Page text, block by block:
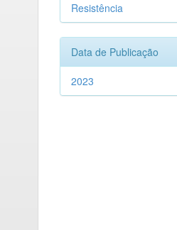
Resistência
Data de Publicação
2023